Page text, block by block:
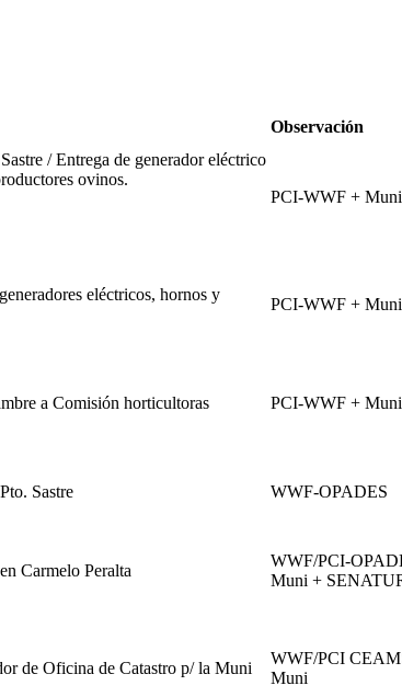
Observación
/ Entrega de generador eléctrico
ovinos.
PCI-WWF + Muni
eléctricos, hornos y
PCI-WWF + Muni
a Comisión horticultoras PCI-WWF + Muni
Sastre WWF-OPADES
Carmelo Peralta
WWF/PCI-
Muni +
de Oficina de Catastro p/ la Muni
WWF/PCI
Muni